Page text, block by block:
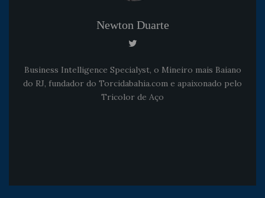
Newton Duarte
Business Intelligence Specialyst, o Mineiro mais Baiano
do RJ, fundador do Torcidabahia.com e apaixonado pelo
Tricolor de Aço